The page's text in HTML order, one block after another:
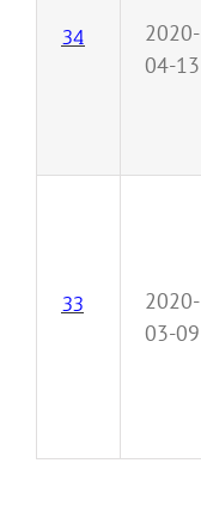
34
2020-
04-13
33
2020-
03-09